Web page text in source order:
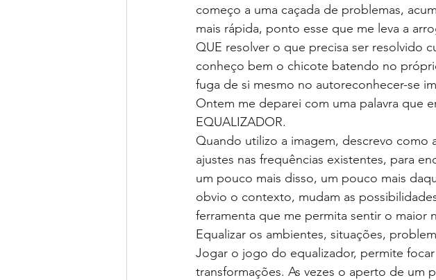
começo a uma caçada de problemas,
mais rápida, ponto esse que me leva a
QUE resolver o que precisa ser resolvido
conheço bem o chicote batendo no
fuga de si mesmo no autoreconhecer-se
Ontem me deparei com uma palavra que
EQUALIZADOR.
Quando utilizo a imagem, descrevo
ajustes nas frequências existentes, para
um pouco mais disso, um pouco mais
obvio o contexto, mudam as
ferramenta que me permita sentir o maior
Equalizar os ambientes, situações,
Jogar o jogo do equalizador, permite
transformações. As vezes o aperto de um